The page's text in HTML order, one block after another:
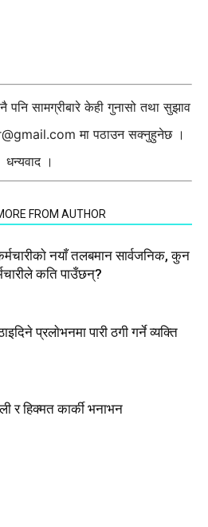
पनि सामग्रीबारे केही गुनासो तथा सुझाव
मा पठाउन सक्नुहुनेछ ।
धन्यवाद ।
FROM AUTHOR
नयाँ तलबमान सार्वजनिक, कुन
कति पाउँछन्?
प्रलाेभनमा पारी ठगी गर्ने व्यक्ति
र हिक्मत कार्की भनाभन